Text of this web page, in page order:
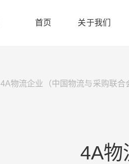
首页 关于我们
4A物流企业（中国物流与采购联合
4A物